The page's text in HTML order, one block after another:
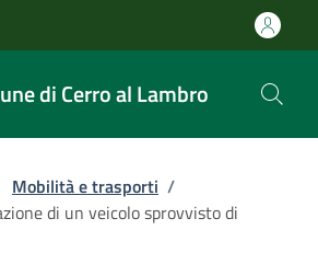
di Cerro al Lambro
Mobilità e trasporti /
di un veicolo sprovvisto di